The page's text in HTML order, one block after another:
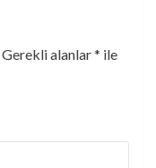
Gerekli alanlar* ile